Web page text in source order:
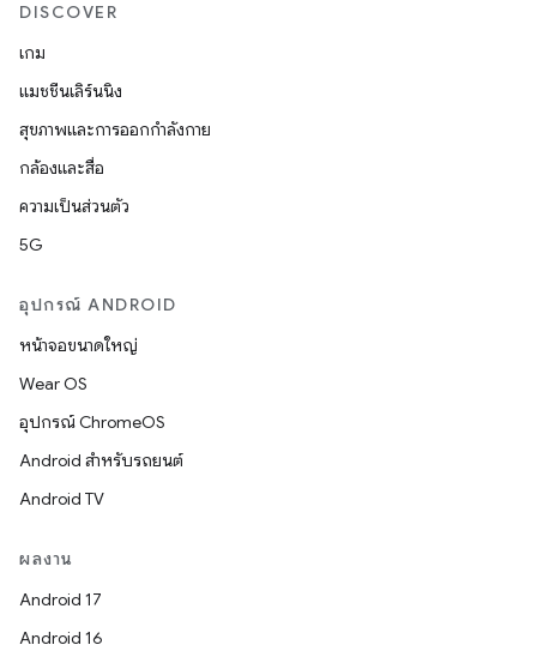
DISCOVER
เกม
แมชชีนเลิร์นนิง
สุขภาพและการออกกำลังกาย
กล้องและสื่อ
ความเป็นส่วนตัว
5G
อุปกรณ์ ANDROID
หน้าจอขนาดใหญ่
Wear OS
อุปกรณ์ ChromeOS
Android สำหรับรถยนต์
Android TV
ผลงาน
Android 17
Android 16